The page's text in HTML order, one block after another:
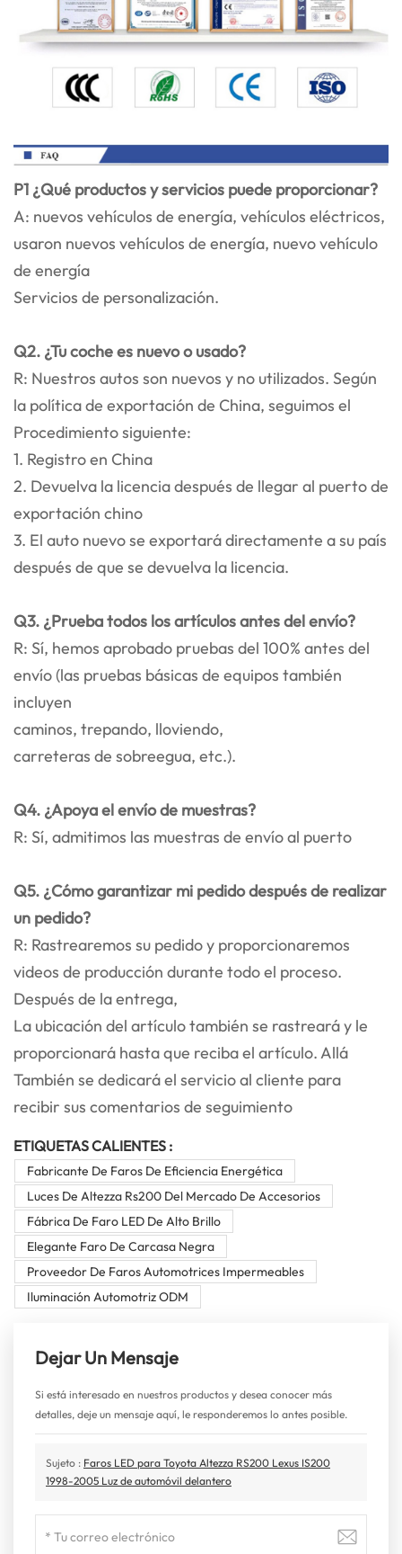
P1 ¿Qué productos y servicios puede proporcionar?
A: nuevos vehículos de energía, vehículos eléctricos,
usaron nuevos vehículos de energía, nuevo vehículo
de energía
Servicios de personalización.
Q2. ¿Tu coche es nuevo o usado?
R: Nuestros autos son nuevos y no utilizados. Según
la política de exportación de China, seguimos el
Procedimiento siguiente:
1. Registro en China
2. Devuelva la licencia después de llegar al puerto de
exportación chino
3. El auto nuevo se exportará directamente a su país
después de que se devuelva la licencia.
Q3. ¿Prueba todos los artículos antes del envío?
R: Sí, hemos aprobado pruebas del 100% antes del
envío (las pruebas básicas de equipos también
incluyen
caminos, trepando, lloviendo,
carreteras de sobreegua, etc.).
Q4. ¿Apoya el envío de muestras?
R: Sí, admitimos las muestras de envío al puerto
Q5. ¿Cómo garantizar mi pedido después de realizar
un pedido?
R: Rastrearemos su pedido y proporcionaremos
videos de producción durante todo el proceso.
Después de la entrega,
La ubicación del artículo también se rastreará y le
proporcionará hasta que reciba el artículo. Allá
También se dedicará el servicio al cliente para
recibir sus comentarios de seguimiento
ETIQUETAS CALIENTES :
Fabricante De Faros De Eficiencia Energética
Luces De Altezza Rs200 Del Mercado De Accesorios
Fábrica De Faro LED De Alto Brillo
Elegante Faro De Carcasa Negra
Proveedor De Faros Automotrices Impermeables
Iluminación Automotriz ODM
Dejar Un Mensaje
Si está interesado en nuestros productos y desea conocer más
detalles, deje un mensaje aquí, le responderemos lo antes posible.
Sujeto : Faros LED para Toyota Altezza RS200 Lexus IS200
1998-2005 Luz de automóvil delantero